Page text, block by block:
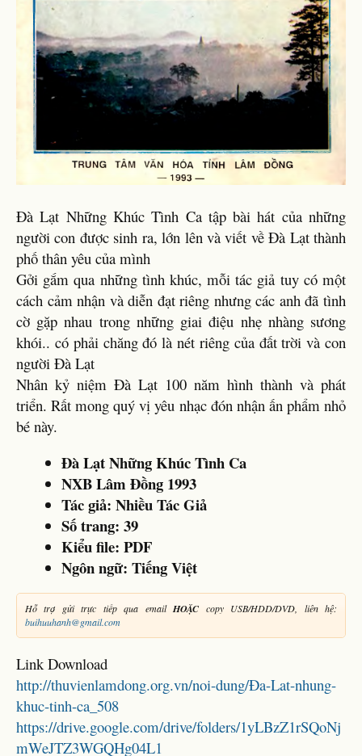
Đà Lạt Những Khúc Tình Ca tập bài hát của những
người con được sinh ra, lớn lên và viết về Đà Lạt thành
phố thân yêu của mình
Gởi gắm qua những tình khúc, mỗi tác giả tuy có một
cách cảm nhận và diễn đạt riêng nhưng các anh đã tình
cờ gặp nhau trong những giai điệu nhẹ nhàng sương
khói.. có phải chăng đó là nét riêng của đất trời và con
người Đà Lạt
Nhân kỷ niệm Đà Lạt 100 năm hình thành và phát
triển. Rất mong quý vị yêu nhạc đón nhận ấn phẩm nhỏ
bé này.
Đà Lạt Những Khúc Tình Ca
NXB Lâm Đồng 1993
Tác giả: Nhiều Tác Giả
Số trang: 39
Kiểu file: PDF
Ngôn ngữ: Tiếng Việt
Hỗ trợ gửi trực tiếp qua emailHOẶC copy USB/HDD/DVD, liên hệ:
buihuuhanh@gmail.com
Link Download
http://thuvienlamdong.org.vn/noi-dung/Đa-Lat-nhung-
khuc-tinh-ca_508
https://drive.google.com/drive/folders/1yLBzZ1rSQoNj
mWeJTZ3WGQHg04L1